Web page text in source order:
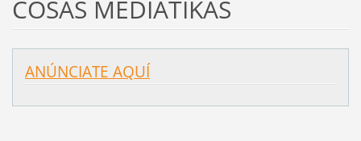
COSAS MEDIATIKAS
ANÚNCIATE AQUÍ